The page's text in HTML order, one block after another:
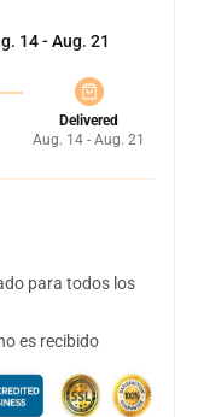
14 - Aug. 21
Delivered
Aug. 14 - Aug. 21
para todos los
es recibido